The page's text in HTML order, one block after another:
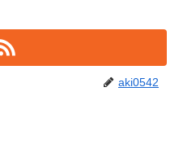
aki0542